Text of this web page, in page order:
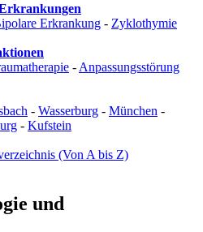
Erkrankung - Zyklothymie
- Anpassungsstörung
- Wasserburg - München -
- Kufstein
(Von A bis Z)
und